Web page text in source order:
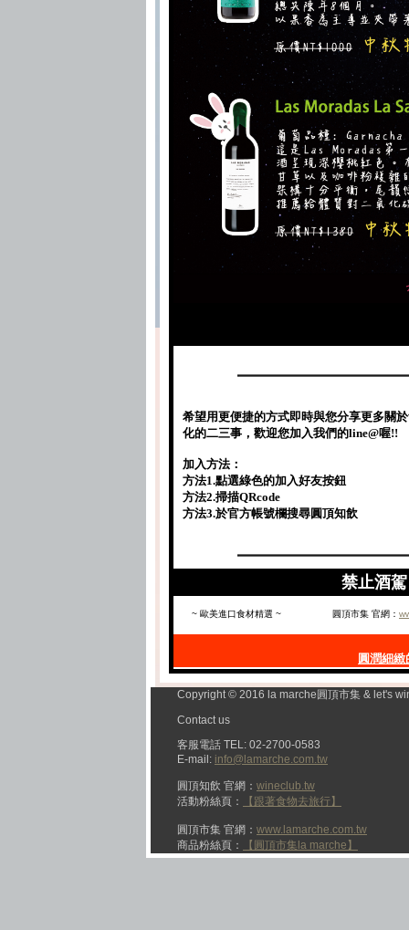
希望用更便捷的方式即時與您分享更多關
化的二三事，歡迎您加入我們的line@喔!!
加入方法：
方法1.點選綠色的加入好友按鈕
方法2.掃描QRcode
方法3.於官方帳號欄搜尋圓頂知飲
禁止酒
~ 歐美進口食材精選 ~ 圓頂市集 官網：
圓潤細
Copyright © 2016 la marche圓頂市集 & let's
Contact us
客服電話 TEL: 02-2700-0583
E-mail: info@lamarche.com.tw
圓頂知飲 官網： wineclub.tw
活動粉絲頁：
【跟著食物去旅行】
圓頂市集 官網： www.lamarche.com.tw
商品粉絲頁：
【圓頂市集la marche】